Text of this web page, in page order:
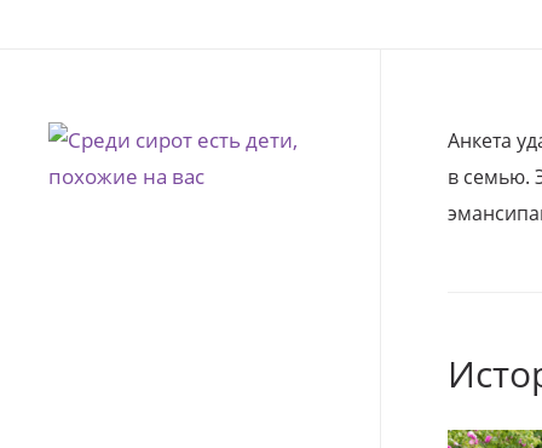
Анкета
в семью.